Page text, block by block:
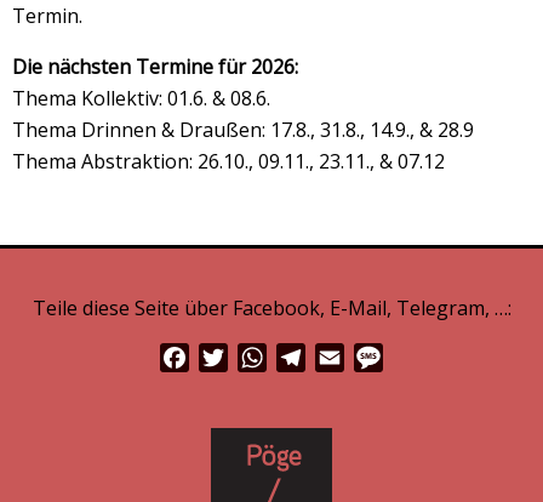
Termin.
Die nächsten Termine für 2026:
Thema Kollektiv: 01.6. & 08.6.
Thema Drinnen & Draußen: 17.8., 31.8., 14.9., & 28.9
Thema Abstraktion: 26.10., 09.11., 23.11., & 07.12
Teile diese Seite über Facebook, E-Mail, Telegram, …:
FacebookTwitterWhatsApp
Telegram
Email